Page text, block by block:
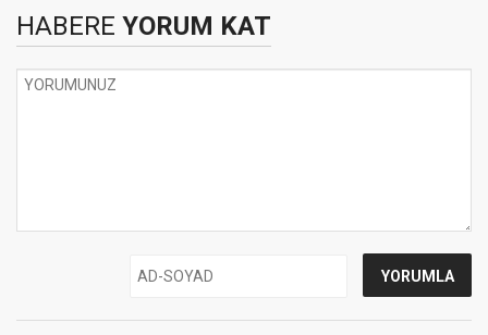
HABERE YORUM KAT